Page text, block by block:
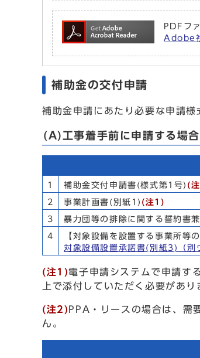
PDFフ
Adobe
補助金の交付申請
補助金申請にあたり必要な申請
(A)工事着手前に申請する場合
1 補助金交付申請書(様式第1号) (
2 事業計画書(別紙1) (注1)
3 暴力団等の排除に関する誓約書
4
【対象設備を設置する事業所等
対象設備設置承諾書(別紙3)
（
(注1)電子申請システムで申請す
上で添付していただく必要があり
(注2) PPA・リースの場合は、需
ん。